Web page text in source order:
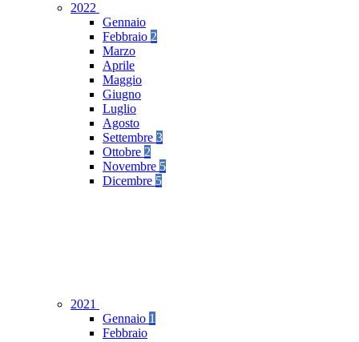
2022
Gennaio
Febbraio 2
Marzo
Aprile
Maggio
Giugno
Luglio
Agosto
Settembre 3
Ottobre 2
Novembre 5
Dicembre 5
2021
Gennaio 1
Febbraio